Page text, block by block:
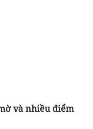
và nhiều điểm